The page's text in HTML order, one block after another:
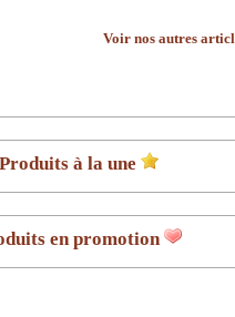
Voir nos autres
à la une
en promotion